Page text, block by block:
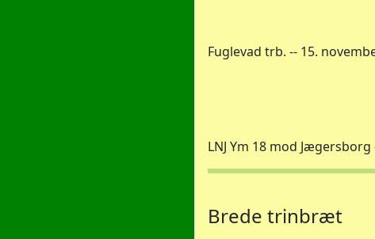
Fuglevad trb. -- 15.
LNJ Ym 18 mod
Brede trinbræt